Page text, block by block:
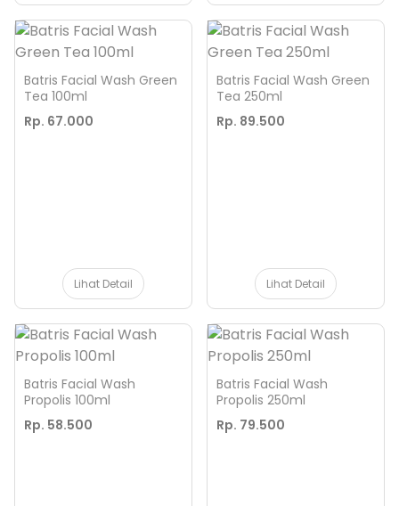
Batris Facial Wash Green
Tea 100ml
Rp. 67.000
Lihat Detail
Batris Facial Wash Green
Tea 250ml
Rp. 89.500
Lihat Detail
Batris Facial Wash
Propolis 100ml
Rp. 58.500
Batris Facial Wash
Propolis 250ml
Rp. 79.500